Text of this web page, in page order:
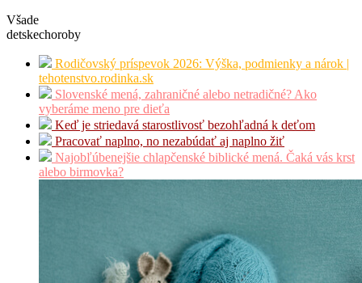
Všade
detskechoroby
Rodičovský príspevok 2026: Výška, podmienky a nárok |
tehotenstvo.rodinka.sk
Slovenské mená, zahraničné alebo netradičné? Ako
vyberáme meno pre dieťa
Keď je striedavá starostlivosť bezohľadná k deťom
Pracovať naplno, no nezabúdať aj naplno žiť
Najobľúbenejšie chlapčenské biblické mená. Čaká vás krst
alebo birmovka?